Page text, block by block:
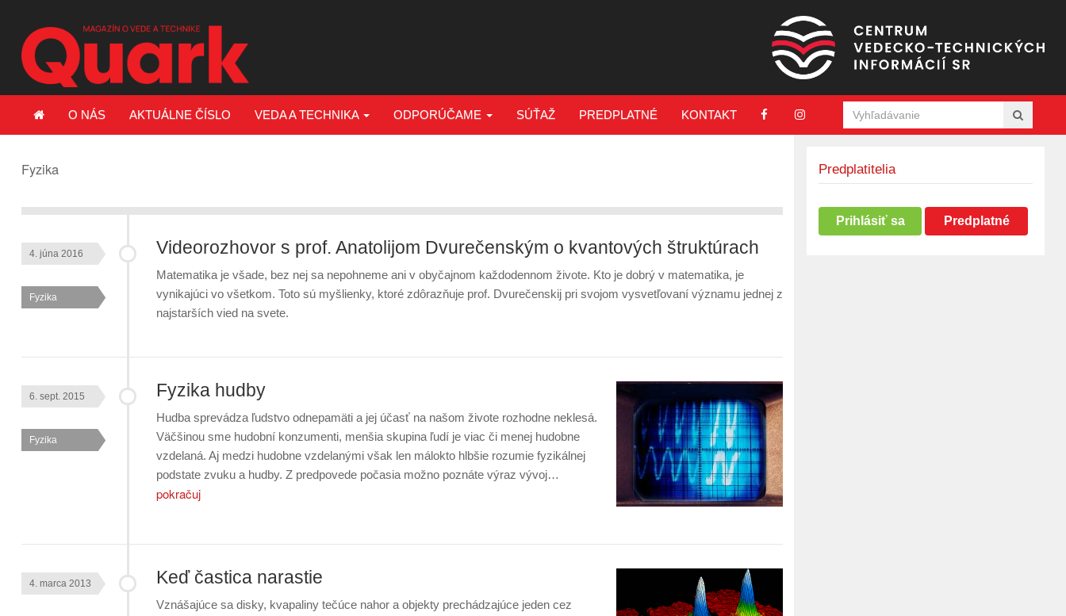
O NÁS AKTUÁLNE ČÍSLO VEDA A TECHNIKA ODPORÚČAME SÚŤAŽ PREDPLATNÉ KONTAKT
Fyzika
Videorozhovor s prof. Anatolijom Dvurečenským o kvantových štruktúrach
4. júna 2016
Fyzika
Matematika je všade, bez nej sa nepohneme ani v obyčajnom každodennom živote. Kto je dobrý v matematika, je
vynikajúci vo všetkom. Toto sú myšlienky, ktoré zdôrazňuje prof. Dvurečenskij pri svojom vysvetľovaní významu jednej z
najstarších vied na svete.
Fyzika hudby
6. sept. 2015
Fyzika
Hudba sprevádza ľudstvo odnepamäti a jej účasť na našom živote rozhodne neklesá.
Väčšinou sme hudobní konzumenti, menšia skupina ľudí je viac či menej hudobne
vzdelaná. Aj medzi hudobne vzdelanými však len málokto hlbšie rozumie fyzikálnej
podstate zvuku a hudby. Z predpovede počasia možno poznáte výraz vývoj…
pokračuj
Keď častica narastie
4. marca 2013
Vznášajúce sa disky, kvapaliny tečúce nahor a objekty prechádzajúce jeden cez
Predplatitelia
Prihlásiť sa Predplatné